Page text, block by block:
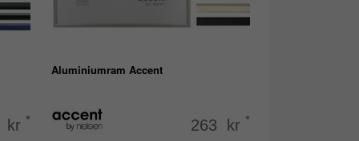
kr *
Aluminiumram Accent
263 kr *